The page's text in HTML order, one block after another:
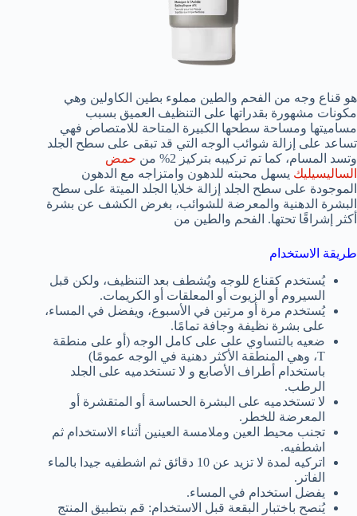
هو قناع وجه من الفحم والطين مملوء بطين الكاولين وهي
مكونات مشهورة بقدراتها على التنظيف العميق بسبب
مساميتها ومساحة سطحها الكبيرة المتاحة للامتصاص فهي
تساعد على إزالة شوائب الوجه التي قد تبقى على سطح الجلد
وتسد المسام، كما تم تركيبه بتركيز 2% من
حمض
الساليسيليك يسهل محبته للدهون وامتزاجه مع الدهون
الموجودة على سطح الجلد إزالة خلايا الجلد الميتة على سطح
البشرة الدهنية والمعرضة للشوائب، بغرض الكشف عن بشرة
أكثر إشراقًا تحتها. الفحم والطين من
طريقة الاستخدام
يُستخدم كقناع للوجه ويُشطف بعد التنظيف، ولكن قبل
السيروم أو الزيوت أو المعلقات أو الكريمات.
يُستخدم مرة أو مرتين في الأسبوع، ويفضل في المساء،
على بشرة نظيفة وجافة تمامًا.
ضعيه بالتساوي على على كامل الوجه (أو على منطقة
T، وهي المنطقة الأكثر دهنية في الوجه عمومًا)
باستخدام أطراف الأصابع و لا تستخدميه على الجلد
الرطب.
لا تستخدميه على البشرة الحساسة أو المتقشرة أو
المعرضة للخطر.
تجنب محيط العين وملامسة العينين أثناء الاستخدام ثم
اشطفيه.
اتركيه لمدة لا تزيد عن 10 دقائق ثم اشطفيه جيدا بالماء
الفاتر.
يفضل استخدام في المساء.
يُنصح باختبار البقعة قبل الاستخدام: قم بتطبيق المنتج